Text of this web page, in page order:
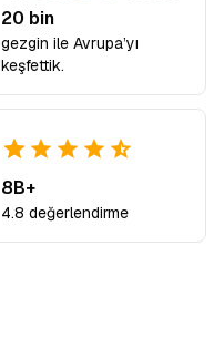
20 bin
gezgin ile Avrupa’yı
keşfettik.
8B+
4.8 değerlendirme